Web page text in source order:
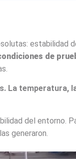
estabilidad
de
La temperatura,
del entorno.
generaron.